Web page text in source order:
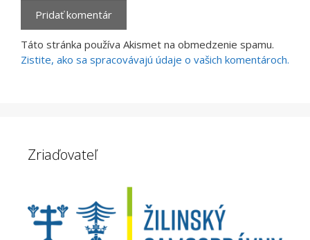
Táto stránka používa Akismet na obmedzenie spamu.
Zistite, ako sa spracovávajú údaje o vašich komentároch.
Zriaďovateľ